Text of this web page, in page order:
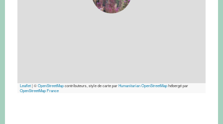
Leaflet|©OpenStreetMapcontributeurs, style de carte parHumanitarian OpenStreetMaphébergé par
OpenStreetMap France